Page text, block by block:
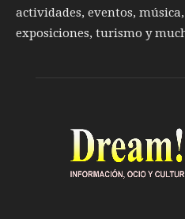
actividades, eventos,
exposiciones, turismo y